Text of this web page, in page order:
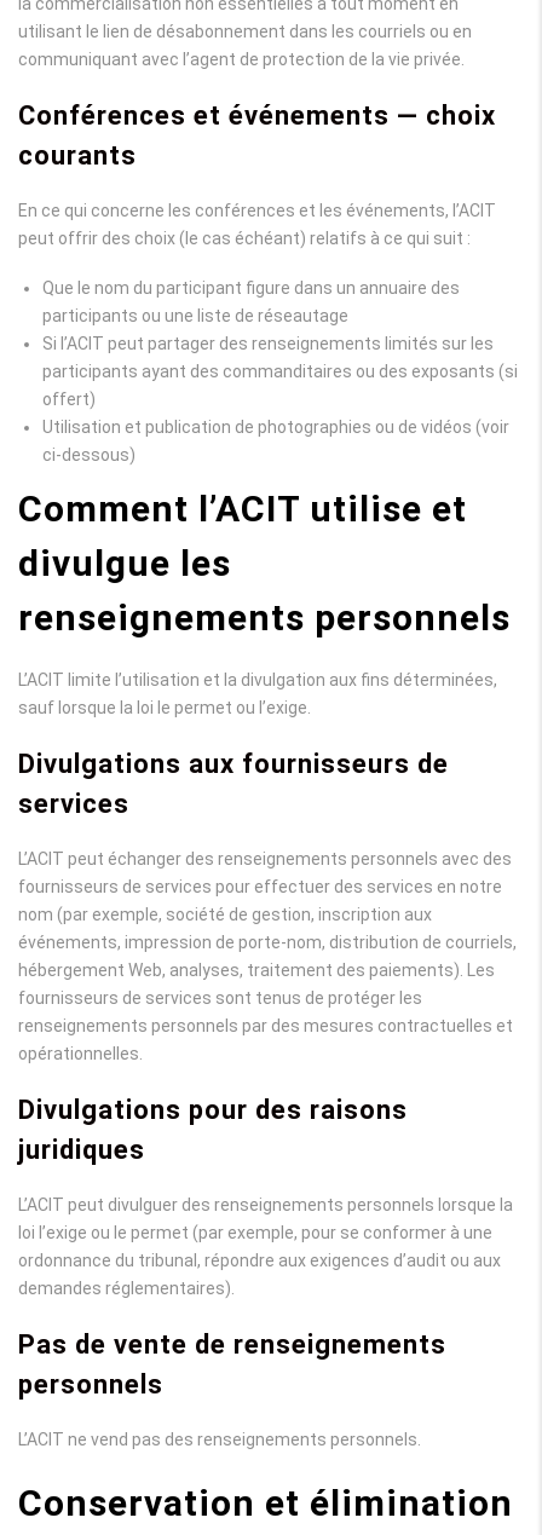
utilisant le lien de désabonnement dans les courriels ou en
communiquant avec l’agent de protection de la vie privée.
Conférences et événements — choix
courants
En ce qui concerne les conférences et les événements, l’ACIT
peut offrir des choix (le cas échéant) relatifs à ce qui suit :
Que le nom du participant figure dans un annuaire des
participants ou une liste de réseautage
Si l’ACIT peut partager des renseignements limités sur les
participants ayant des commanditaires ou des exposants (si
offert)
Utilisation et publication de photographies ou de vidéos (voir
ci-dessous)
Comment l’ACIT utilise et
divulgue les
renseignements personnels
L’ACIT limite l’utilisation et la divulgation aux fins déterminées,
sauf lorsque la loi le permet ou l’exige.
Divulgations aux fournisseurs de
services
L’ACIT peut échanger des renseignements personnels avec des
fournisseurs de services pour effectuer des services en notre
nom (par exemple, société de gestion, inscription aux
événements, impression de porte-nom, distribution de courriels,
hébergement Web, analyses, traitement des paiements). Les
fournisseurs de services sont tenus de protéger les
renseignements personnels par des mesures contractuelles et
opérationnelles.
Divulgations pour des raisons
juridiques
L’ACIT peut divulguer des renseignements personnels lorsque la
loi l’exige ou le permet (par exemple, pour se conformer à une
ordonnance du tribunal, répondre aux exigences d’audit ou aux
demandes réglementaires).
Pas de vente de renseignements
personnels
L’ACIT ne vend pas des renseignements personnels.
Conservation et élimination